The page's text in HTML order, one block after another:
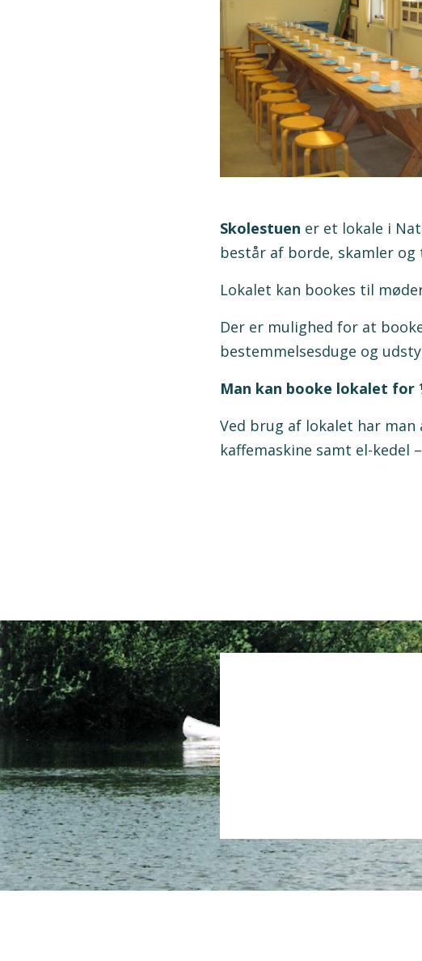
Skolestuen er et lokale i
består af borde, skamler
Lokalet kan bookes til
Der er mulighed for at
bestemmelsesduge og
Man kan booke lokalet for
Ved brug af lokalet har
kaffemaskine samt el-kedel